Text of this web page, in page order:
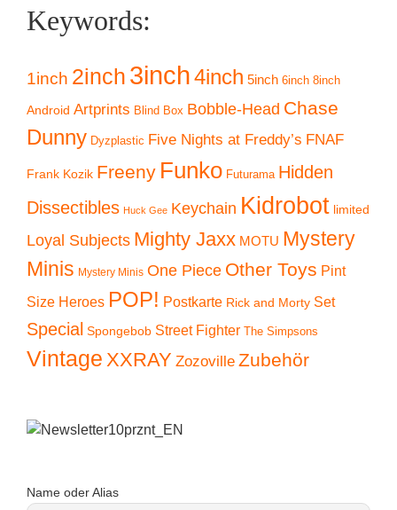
Keywords:
1inch 2inch 3inch4inch 5inch 6inch 8inch
Android Artprints Blind Box Bobble-Head Chase
Dunny Dyzplastic Five Nights at Freddy’s FNAF
Frank Kozik Freeny Funko Futurama Hidden
Dissectibles Huck Gee Keychain Kidrobot limited
Loyal Subjects Mighty Jaxx MOTU Mystery
Minis Mystery Minis One Piece Other Toys Pint
Size Heroes POP! Postkarte Rick and Morty Set
Special Spongebob Street Fighter The Simpsons
Vintage XXRAY Zozoville Zubehör
Name oder Alias